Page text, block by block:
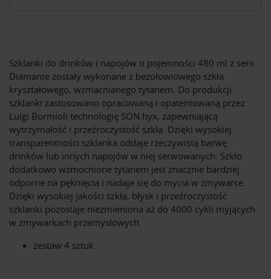
Szklanki do drinków i napojów o pojemności 480 ml z serii
Diamante zostały wykonane z bezołowiowego szkła
kryształowego, wzmacnianego tytanem. Do produkcji
szklanki zastosowano opracowaną i opatentowaną przez
Luigi Bormioli technologię SON.hyx, zapewniającą
wytrzymałość i przeźroczystość szkła. Dzięki wysokiej
transparentności szklanka oddaje rzeczywistą barwę
drinków lub innych napojów w niej serwowanych. Szkło
dodatkowo wzmocnione tytanem jest znacznie bardziej
odporne na pęknięcia i nadaje się do mycia w zmywarce.
Dzięki wysokiej jakości szkła, błysk i przeźroczystość
szklanki pozostaje niezmieniona aż do 4000 cykli myjących
w zmywarkach przemysłowych.
zestaw 4 sztuk